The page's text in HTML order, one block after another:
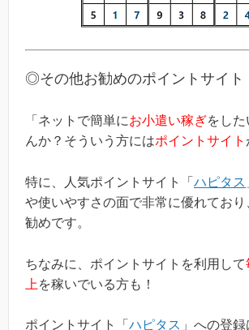
◎その他お勧めのポイントサイト
「ネットで簡単にお小遣い稼ぎをし
んか？そういう方にはポイントサイト
特に、人気ポイントサイト「 ハピタス
や使いやすさの面で非常に優れており
勧めです。
ちなみに、ポイントサイトを利用して
上 を稼いでいる方も！
ポイントサイト「 ハピタス 」への登録